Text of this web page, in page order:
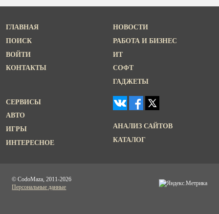
ГЛАВНАЯ
ПОИСК
ВОЙТИ
КОНТАКТЫ
НОВОСТИ
РАБОТА И БИЗНЕС
ИТ
СОФТ
ГАДЖЕТЫ
СЕРВИСЫ
АВТО
ИГРЫ
ИНТЕРЕСНОЕ
АНАЛИЗ САЙТОВ
КАТАЛОГ
© CodoMaza, 2011-2026
Персональные данные